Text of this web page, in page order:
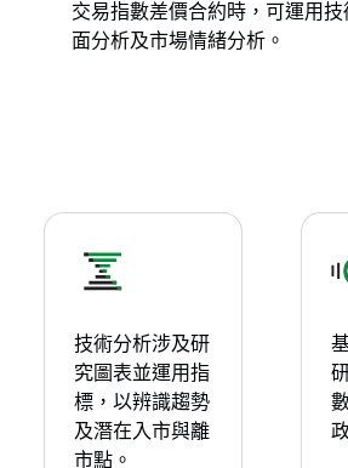
交易指數差價合約時，可運用
面分析及市場情緒分析。
技術分析涉及研
究圖表並運用指
標，以辨識趨勢
及潛在入市與離
市點。